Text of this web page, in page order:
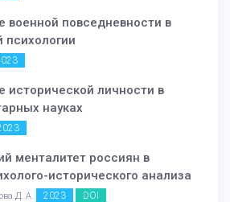
военной повседневности в
психологии
исторической личности в
науках
менталитет россиян в
исторического анализа
Д. А. 2023 DOI